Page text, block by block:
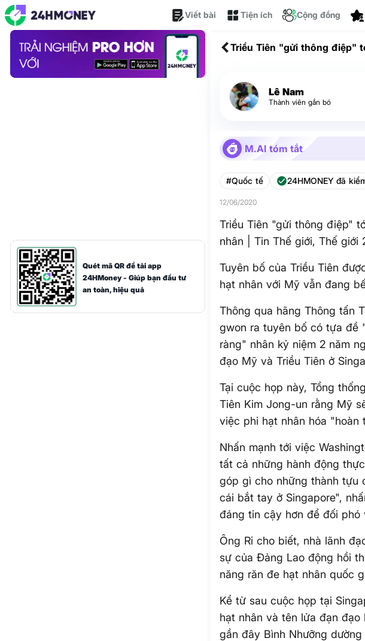
Viết bài Tiện ích Cộng đồng
Quét mã QR để tải app
24HMoney - Giúp bạn đầu tư
an toàn, hiệu quả
Triều Tiên "gửi thông điệp"
Lê Nam
Thành viên gắn bó
M.AI tóm tắt
#Quốc tế 24HMONEY đã
12/06/2020
Triều Tiên "gửi thông điệp"
nhân | Tin Thế giới, Thế giới
Tuyên bố của Triều Tiên
hạt nhân với Mỹ vẫn đang
Thông qua hãng Thông tấn
gwon ra tuyên bố có tựa đề
ràng" nhân kỷ niệm 2 năm
đạo Mỹ và Triều Tiên ở
Tại cuộc họp này, Tổng
Tiên Kim Jong-un rằng Mỹ
việc phi hạt nhân hóa "hoàn
Nhấn mạnh tới việc
tất cả những hành động
góp gì cho những thành tựu
cái bắt tay ở Singapore",
đáng tin cậy hơn để đối
Ông Ri cho biết, nhà lãnh
sự của Đảng Lao động hồi
năng răn đe hạt nhân quốc
Kể từ sau cuộc họp tại
hạt nhân và tên lửa đạn
gần đây Bình Nhưỡng